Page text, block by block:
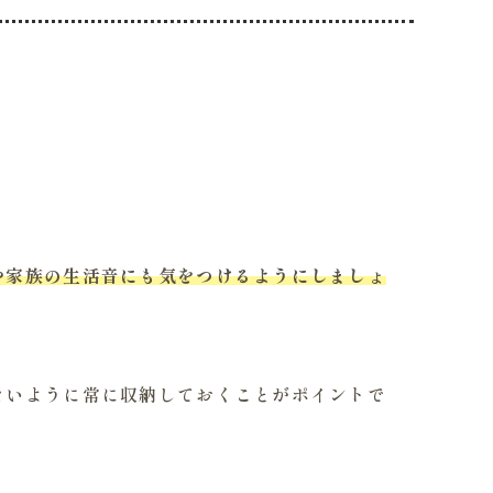
族の生活音にも気をつけるようにしましょ
ように常に収納しておくことがポイントで